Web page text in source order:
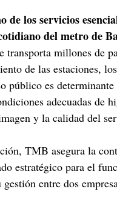
de los servicios
del metro de
transporta millones de
de las estaciones,
público es
adecuadas de
y la calidad del
TMB asegura la
estratégico para el
entre dos